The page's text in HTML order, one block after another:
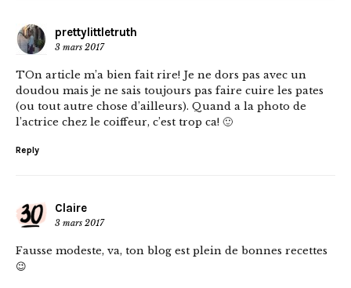
prettylittletruth
3 mars 2017
TOn article m’a bien fait rire! Je ne dors pas avec un
doudou mais je ne sais toujours pas faire cuire les pates
(ou tout autre chose d’ailleurs). Quand a la photo de
l’actrice chez le coiffeur, c’est trop ca! 🙂
Reply
Claire
3 mars 2017
Fausse modeste, va, ton blog est plein de bonnes recettes
😉